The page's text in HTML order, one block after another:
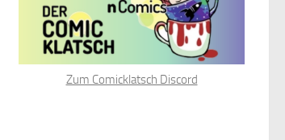
Zum Comicklatsch Discord